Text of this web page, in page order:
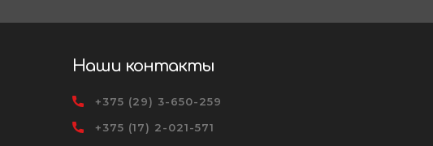
Наши контакты
+375 (29) 3-650-259
+375 (17) 2-021-571